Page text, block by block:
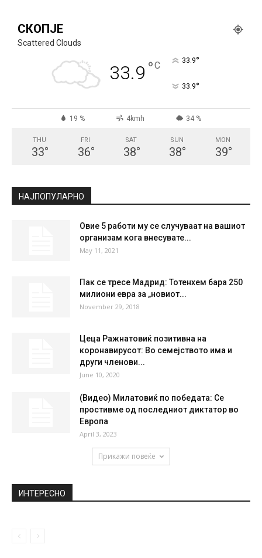
СКОПЈЕ
Scattered Clouds
33.9 °C 33.9°
33.9°
19 % 4kmh 34 %
THU
33°
FRI
36°
SAT
38°
SUN
38°
MON
39°
НАЈПОПУЛАРНО
Овие 5 работи му се случуваат на вашиот
организам кога внесувате...
May 11, 2021
Пак се тресе Мадрид: Тотенхем бара 250
милиони евра за „новиот...
November 29, 2018
Цеца Ражнатовиќ позитивна на
коронавирусот: Во семејството има и
други членови...
June 10, 2020
(Видео) Милатовиќ по победата: Се
простивме од последниот диктатор во
Европа
April 3, 2023
Прикажи повеќе
ИНТЕРЕСНО